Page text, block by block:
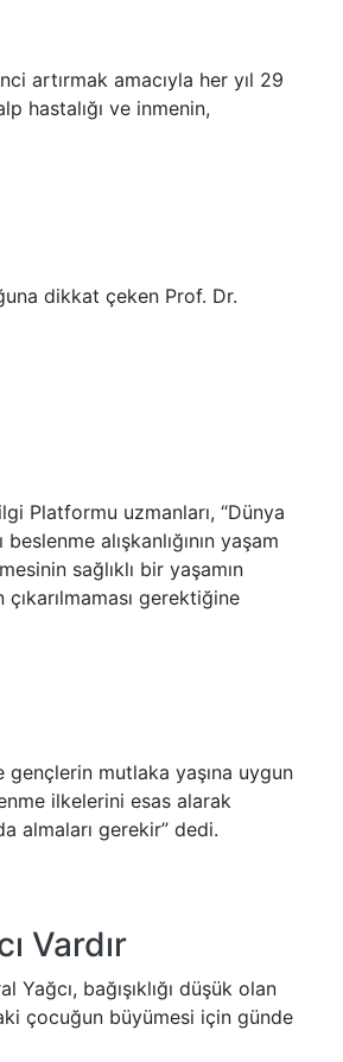
artırmak amacıyla her yıl 29
hastalığı ve inmenin,
dikkat çeken Prof. Dr.
Platformu uzmanları, “Dünya
alışkanlığının yaşam
sağlıklı bir yaşamın
gerektiğine
mutlaka yaşına uygun
ilkelerini esas alarak
almaları gerekir” dedi.
Vardır
bağışıklığı düşük olan
çocuğun büyümesi için günde